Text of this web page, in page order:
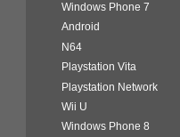
Windows Phone 7
Android
N64
Playstation Vita
Playstation Network
Wii U
Windows Phone 8